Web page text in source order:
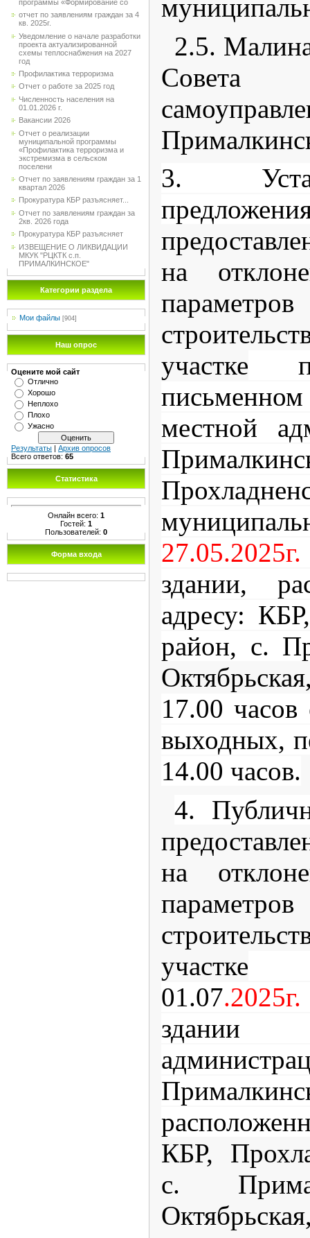
программы «Формирование со
отчет по заявлениям граждан за 4
кв. 2025г.
Уведомление о начале разработки
проекта актуализированной
схемы теплоснабжения на 2027
год
Профилактика терроризма
Отчет о работе за 2025 год
Численность населения на
01.01.2026 г.
Вакансии 2026
Отчет о реализации
муниципальной программы
«Профилактика терроризма и
экстремизма в сельском
поселени
Отчет по заявлениям граждан за 1
квартал 2026
Прокуратура КБР разъясняет...
Отчет по заявлениям граждан за
2кв. 2026 года
Прокуратура КБР разъясняет
ИЗВЕЩЕНИЕ О ЛИКВИДАЦИИ
МКУК "РЦКТК с.п.
ПРИМАЛКИНСКОЕ"
Категории раздела
Мои файлы [904]
Наш опрос
Оцените мой сайт
Отлично
Хорошо
Неплохо
Плохо
Ужасно
Результаты | Архив опросов
Всего ответов: 65
Статистика
Онлайн всего: 1
Гостей: 1
Пользователей: 0
Форма входа
2.5.
3.
на
участке
местной
здании,
адресу:
район, с.
17.00
выходных,
14.00 часов.
4.
на
участке
01.07
КБР,
с.